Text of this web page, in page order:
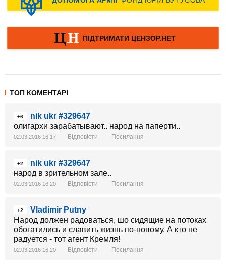
ТОП КОМЕНТАРІ
+6
nik ukr #329647
олигархи зарабатывают.. народ на паперти..
02.03.2016 16:17 Відповісти Посилання
+2
nik ukr #329647
народ в зрительном зале..
02.03.2016 16:20 Відповісти Посилання
+2
Vladimir Putny
Народ должен радоваться, шо сидящие на потоках
обогатились и славить жизнь по-новому. А кто не
радуется - тот агент Кремля!
02.03.2016 16:20 Відповісти Посилання